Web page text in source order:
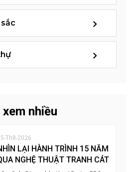
nhiều
Th8-2026
LẠI HÀNH TRÌNH 15 NĂM
NGHỆ THUẬT TRANH CÁT